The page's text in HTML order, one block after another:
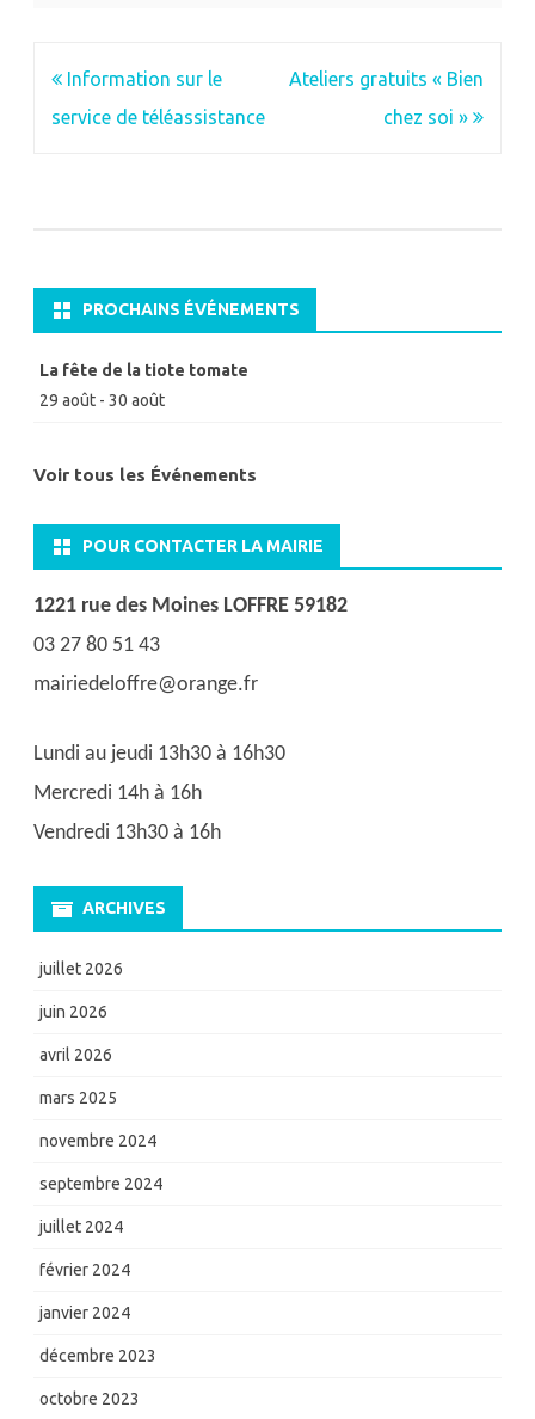
Navigation
de
Information sur le
service de téléassistance
Ateliers gratuits « Bien
chez soi »
PROCHAINS ÉVÉNEMENTS
La fête de la tiote tomate
29 août - 30 août
Voir tous les Événements
POUR CONTACTER LA MAIRIE
1221 rue des Moines LOFFRE 59182
03 27 80 51 43
mairiedeloffre@orange.fr
Lundi au jeudi 13h30 à 16h30
Mercredi 14h à 16h
Vendredi 13h30 à 16h
ARCHIVES
juillet 2026
juin 2026
avril 2026
mars 2025
novembre 2024
septembre 2024
juillet 2024
février 2024
janvier 2024
décembre 2023
octobre 2023